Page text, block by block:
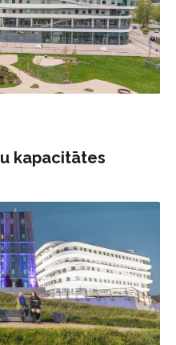
kapacitātes